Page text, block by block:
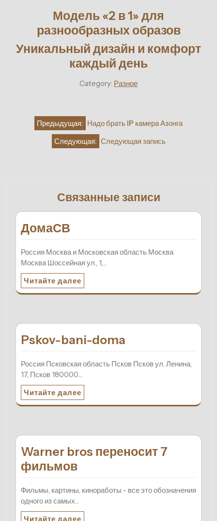
Модель «2 в 1» для
разнообразных образов
Уникальный дизайн и комфорт
каждый день
Category: Разное
Навигация
записям
Предыдущая: Надо брать IP камера Азонга
Следующая: Следующая запись
Связанные записи
ДомаСВ
Россия Москва и Московская область Москва
Москва Шоссейная ул., 1,…
Читайте далее
Pskov-bani-doma
Россия Псковская область Псков Псков ул. Ленина,
17, Псков 180000…
Читайте далее
Warner bros переносит 7
фильмов
Фильмы, картины, киноработы - все это обозначения
одного из самых…
Читайте далее